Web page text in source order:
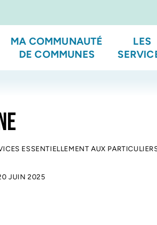
MA COMMUNAUTÉ
DE COMMUNES
LES
ESSENTIELLEMENT AUX
JUIN 2025